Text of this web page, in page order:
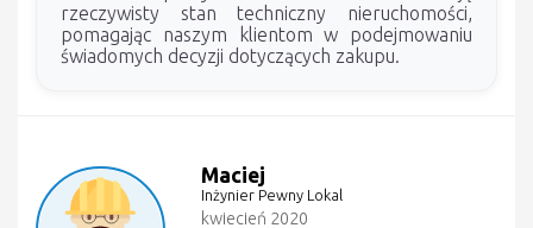
rzeczywisty stan techniczny nieruchomości,
pomagając naszym klientom w podejmowaniu
świadomych decyzji dotyczących zakupu.
Maciej
Inżynier Pewny Lokal
kwiecień 2020